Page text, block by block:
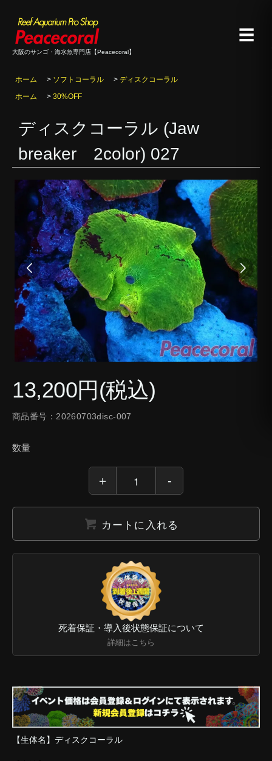
大阪のサンゴ・海水魚専門店【Peacecoral】
☰
ホーム > ソフトコーラル > ディスクコーラル
ホーム
> 30%OFF
ディスクコーラル (Jaw
breaker 2color) 027
13,200円(税込)
商品番号：20260703disc-007
数量
カートに入れる
死着保証・導入後状態保証について
詳細はこちら
【生体名】ディスクコーラル